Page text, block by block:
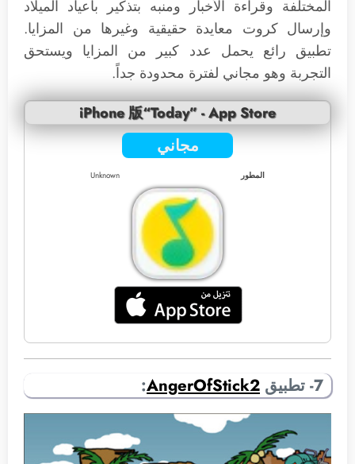
المختلفة وقراءة الأخبار ومنبه بتذكير بأعياد الميلاد
وإرسال كروت معايدة حقيقية وغيرها من المزايا.
تطبيق رائع يحمل عدد كبير من المزايا ويستحق
التجربة وهو مجاني لفترة محدودة جداً.
iPhone 版“Today” - App Store
مجاني
المطور Unknown
7- تطبيق AngerOfStick2
: